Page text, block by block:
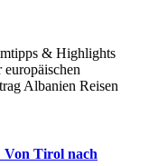
& Highlights
Albanien Reisen
Von Tirol nach